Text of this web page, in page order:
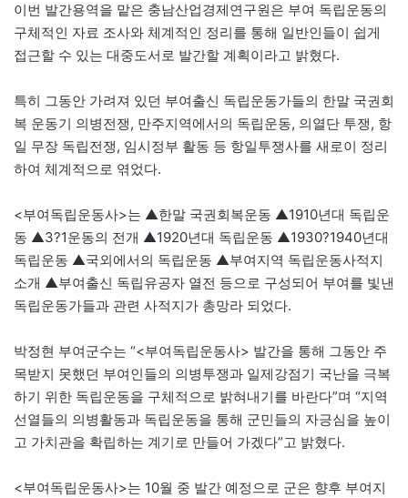
이번 발간용역을 맡은 충남산업경제연구원은 부여 독립운동의
구체적인 자료 조사와 체계적인 정리를 통해 일반인들이 쉽게
접근할 수 있는 대중도서로 발간할 계획이라고 밝혔다.
특히 그동안 가려져 있던 부여출신 독립운동가들의 한말 국권회
복 운동기 의병전쟁, 만주지역에서의 독립운동, 의열단 투쟁, 항
일 무장 독립전쟁, 임시정부 활동 등 항일투쟁사를 새로이 정리
하여 체계적으로 엮었다.
<부여독립운동사>는 ▲한말 국권회복운동 ▲1910년대 독립운
동 ▲3?1운동의 전개 ▲1920년대 독립운동 ▲1930?1940년대
독립운동 ▲국외에서의 독립운동 ▲부여지역 독립운동사적지
소개 ▲부여출신 독립유공자 열전 등으로 구성되어 부여를 빛낸
독립운동가들과 관련 사적지가 총망라 되었다.
박정현 부여군수는 “<부여독립운동사> 발간을 통해 그동안 주
목받지 못했던 부여인들의 의병투쟁과 일제강점기 국난을 극복
하기 위한 독립운동을 구체적으로 밝혀내기를 바란다”며 “지역
선열들의 의병활동과 독립운동을 통해 군민들의 자긍심을 높이
고 가치관을 확립하는 계기로 만들어 가겠다”고 밝혔다.
<부여독립운동사>는 10월 중 발간 예정으로 군은 향후 부여지